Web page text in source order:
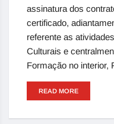
assinatura dos
certificado,
referente as
Culturais e
Formação no interior,
READ MORE